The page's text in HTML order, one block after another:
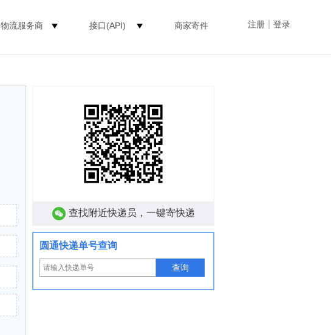
注册 登录
物流服务商 接口(API) 商家寄件
查找附近快递员，一键寄快递
圆通快递单号查询
查询